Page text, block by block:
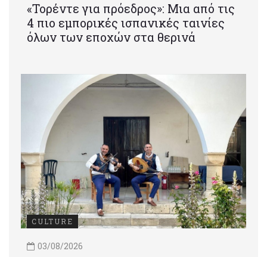
«Τορέντε για πρόεδρος»: Mια από τις
4 πιο εμπορικές ισπανικές ταινίες
όλων των εποχών στα θερινά
CULTURE
03/08/2026